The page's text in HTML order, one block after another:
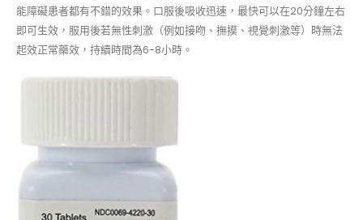
能障礙患者都有不錯的效果。口服後吸收迅速，最快可以在20分鐘左右
即可生效，服用後若無性刺激（例如接吻、撫摸、視覺刺激等）時無法
起效正常藥效，持續時間為6-8小時。